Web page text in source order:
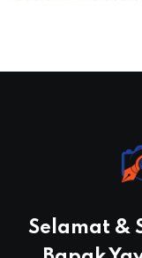
Selamat &